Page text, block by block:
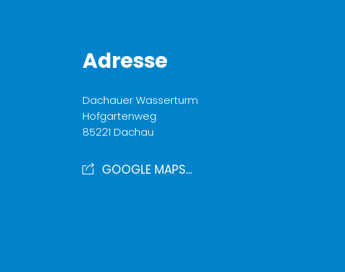
Adresse
Dachauer Wasserturm
Hofgartenweg
85221 Dachau
GOOGLE MAPS...